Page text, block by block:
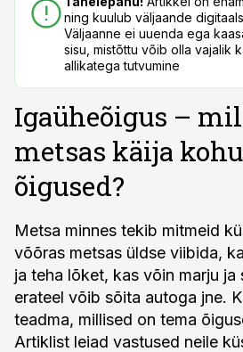
ning kuulub väljaande
Väljaanne ei uuenda ega
sisu, mistõttu võib olla vajalik
allikatega tutvumine
Igaüheõigus –
metsas käija
õigused?
Metsa minnes tekib mitmeid
võõras metsas üldse viibida,
ja teha lõket, kas võin marju ja
erateel võib sõita autoga jne.
teadma, millised on tema
Artiklist leiad vastused neile